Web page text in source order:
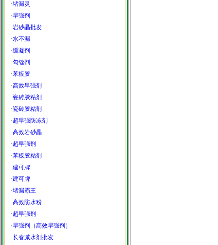
·堵漏灵
·早强剂
·岩砂晶批发
·水不漏
·缓凝剂
·勾缝剂
·苯板胶
·高效早强剂
·瓷砖胶粘剂
·瓷砖胶粘剂
·超早强防冻剂
·高效岩砂晶
·超早强剂
·苯板胶粘剂
·建可牌
·建可牌
·堵漏霸王
·高效防水粉
·超早强剂
·早强剂（高效早强剂）
·长春减水剂批发